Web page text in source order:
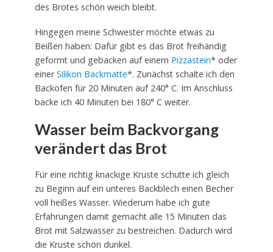
des Brotes schön weich bleibt.
Hingegen meine Schwester möchte etwas zu
Beißen haben: Dafür gibt es das Brot freihändig
geformt und gebacken auf einem Pizzastein* oder
einerSilikon Backmatte*. Zunächst schalte ich den
Backofen für 20 Minuten auf 240° C. Im Anschluss
backe ich 40 Minuten bei 180° C weiter.
Wasser beim Backvorgang
verändert das Brot
Für eine richtig knackige Kruste schütte ich gleich
zu Beginn auf ein unteres Backblech einen Becher
voll heißes Wasser. Wiederum habe ich gute
Erfahrungen damit gemacht alle 15 Minuten das
Brot mit Salzwasser zu bestreichen. Dadurch wird
die Kruste schön dunkel.